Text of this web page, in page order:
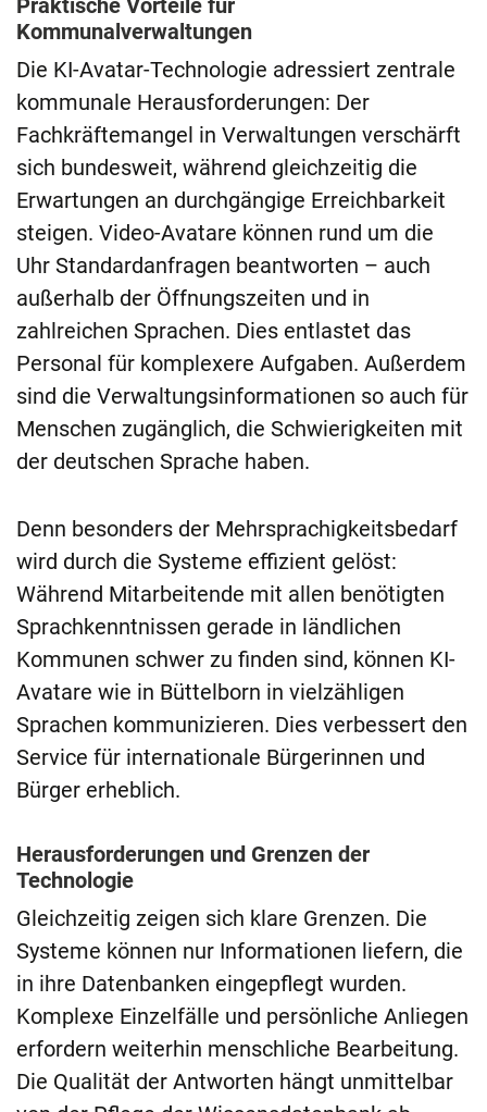
Praktische Vorteile für
Kommunalverwaltungen
Die KI-Avatar-Technologie adressiert zentrale
kommunale Herausforderungen: Der
Fachkräftemangel in Verwaltungen verschärft
sich bundesweit, während gleichzeitig die
Erwartungen an durchgängige Erreichbarkeit
steigen. Video-Avatare können rund um die
Uhr Standardanfragen beantworten – auch
außerhalb der Öffnungszeiten und in
zahlreichen Sprachen. Dies entlastet das
Personal für komplexere Aufgaben. Außerdem
sind die Verwaltungsinformationen so auch für
Menschen zugänglich, die Schwierigkeiten mit
der deutschen Sprache haben.
Denn besonders der Mehrsprachigkeitsbedarf
wird durch die Systeme effizient gelöst:
Während Mitarbeitende mit allen benötigten
Sprachkenntnissen gerade in ländlichen
Kommunen schwer zu finden sind, können KI-
Avatare wie in Büttelborn in vielzähligen
Sprachen kommunizieren. Dies verbessert den
Service für internationale Bürgerinnen und
Bürger erheblich.
Herausforderungen und Grenzen der
Technologie
Gleichzeitig zeigen sich klare Grenzen. Die
Systeme können nur Informationen liefern, die
in ihre Datenbanken eingepflegt wurden.
Komplexe Einzelfälle und persönliche Anliegen
erfordern weiterhin menschliche Bearbeitung.
Die Qualität der Antworten hängt unmittelbar